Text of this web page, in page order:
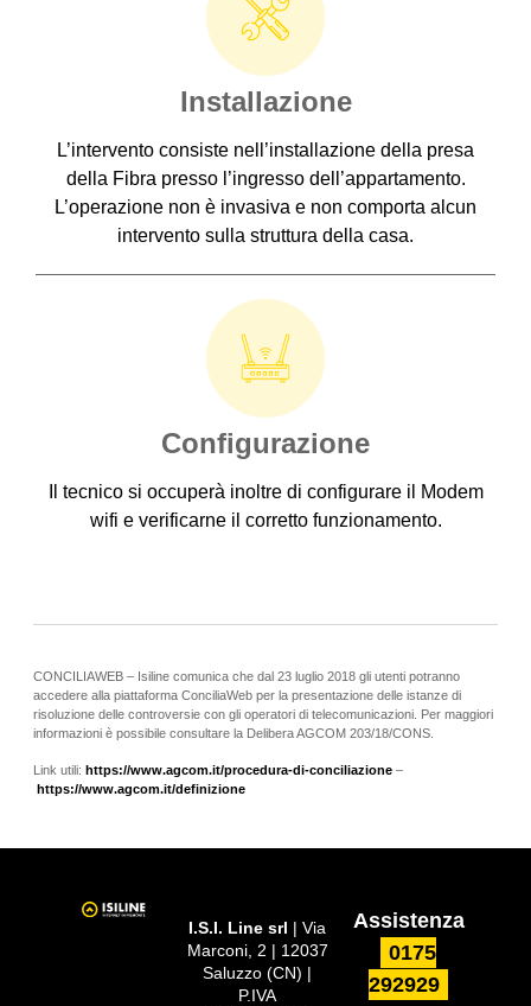
Installazione
L’intervento consiste nell’installazione della presa
della Fibra presso l’ingresso dell’appartamento.
L’operazione non è invasiva e non comporta alcun
intervento sulla struttura della casa.
Configurazione
Il tecnico si occuperà inoltre di configurare il Modem
wifi e verificarne il corretto funzionamento.
CONCILIAWEB – Isiline comunica che dal 23 luglio 2018 gli utenti potranno
accedere alla piattaforma ConciliaWeb per la presentazione delle istanze di
risoluzione delle controversie con gli operatori di telecomunicazioni. Per maggiori
informazioni è possibile consultare la Delibera AGCOM 203/18/CONS.
Link utili: https://www.agcom.it/procedura-di-conciliazione–
https://www.agcom.it/definizione
I.S.I. Line srl | Via
Marconi, 2 | 12037
Saluzzo (CN) |
P.IVA
Assistenza
0175
292929